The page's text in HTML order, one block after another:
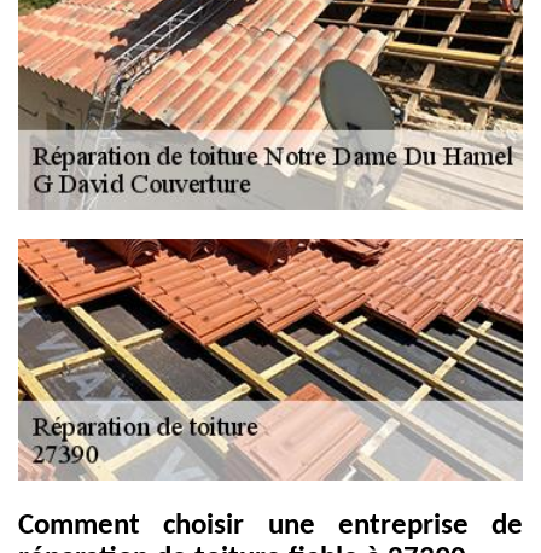
Comment choisir une entreprise de